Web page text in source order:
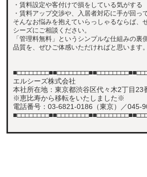
・賃料設定や客付けで損をしている気がする
・賃料アップ交渉や、入居者対応に手が回っ
そんなお悩みを抱えていらっしゃるならば、
シーズにご相談ください。
「管理料無料」というシンプルな仕組みの裏
品質を、ぜひご体感いただければと思います。
エルシーズ株式会社
本社所在地：東京都渋谷区代々木2丁目23
※恵比寿から移転をいたしました※
電話番号：03-6821-0186（東京）／045-